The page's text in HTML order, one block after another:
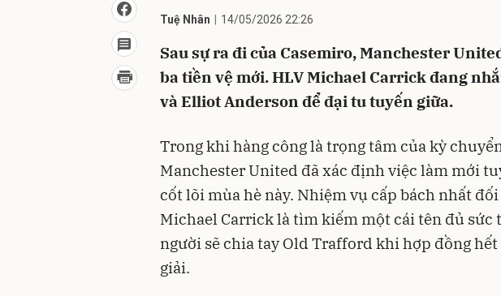
Tuệ Nhân 14/05/2026 22:26
Sau sự ra đi của Casemiro, Manchester
ba tiền vệ mới. HLV Michael Carrick đang
và Elliot Anderson để đại tu tuyến giữa.
Trong khi hàng công là trọng tâm của kỳ
Manchester United đã xác định việc làm mới
cốt lõi mùa hè này. Nhiệm vụ cấp bách nhất
Michael Carrick là tìm kiếm một cái tên đủ sức
người sẽ chia tay Old Trafford khi hợp đồng
giải.